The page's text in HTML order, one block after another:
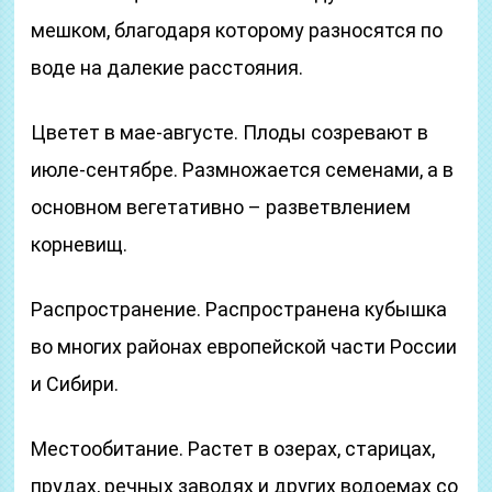
мешком, благодаря которому разносятся по
воде на далекие расстояния.
Цветет в мае-августе. Плоды созревают в
июле-сентябре. Размножается семенами, а в
основном вегетативно – разветвлением
корневищ.
Распространение. Распространена кубышка
во многих районах европейской части России
и Сибири.
Местообитание. Растет в озерах, старицах,
прудах, речных заводях и других водоемах со